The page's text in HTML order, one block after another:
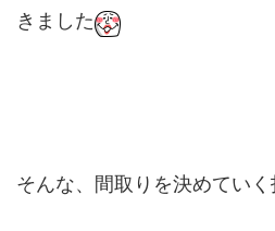
きました
そんな、間取りを決めてい